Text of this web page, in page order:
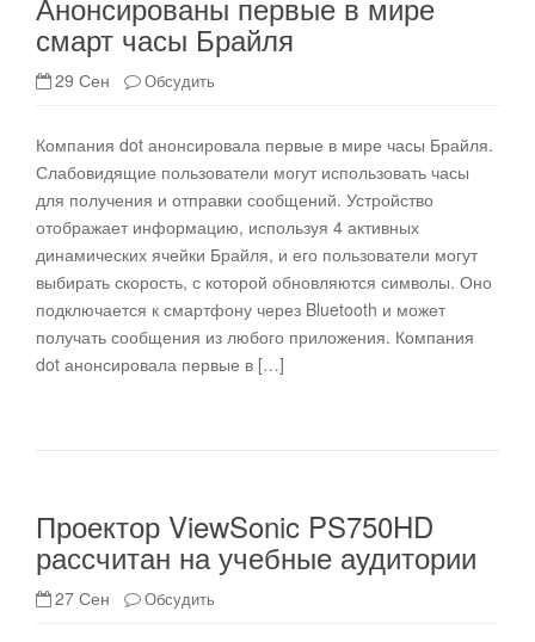
смарт часы Брайля
29 Сен Обсудить
Компания dot анонсировала первые в мире часы Брайля.
Слабовидящие пользователи могут использовать часы
для получения и отправки сообщений. Устройство
отображает информацию, используя 4 активных
динамических ячейки Брайля, и его пользователи могут
выбирать скорость, с которой обновляются символы. Оно
подключается к смартфону через Bluetooth и может
получать сообщения из любого приложения. Компания
dot анонсировала первые в […]
Проектор ViewSonic PS750HD
рассчитан на учебные аудитории
27 Сен Обсудить